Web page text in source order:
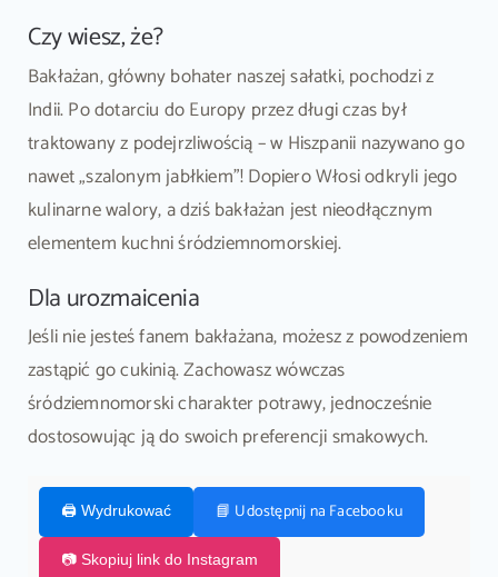
Czy wiesz, że?
Bakłażan, główny bohater naszej sałatki, pochodzi z
Indii. Po dotarciu do Europy przez długi czas był
traktowany z podejrzliwością – w Hiszpanii nazywano go
nawet „szalonym jabłkiem”! Dopiero Włosi odkryli jego
kulinarne walory, a dziś bakłażan jest nieodłącznym
elementem kuchni śródziemnomorskiej.
Dla urozmaicenia
Jeśli nie jesteś fanem bakłażana, możesz z powodzeniem
zastąpić go cukinią. Zachowasz wówczas
śródziemnomorski charakter potrawy, jednocześnie
dostosowując ją do swoich preferencji smakowych.
🖨️ Wydrukować 📘 Udostępnij na Facebooku
📷 Skopiuj link do Instagram